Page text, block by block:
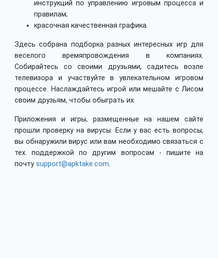
инструкций по управлению игровым процесса и
правилам;
красочная качественная графика.
Здесь собрана подборка разных интересных игр для
веселого времяпровождения в компаниях.
Собирайтесь со своими друзьями, садитесь возле
телевизора и участвуйте в увлекательном игровом
процессе. Наслаждайтесь игрой или мешайте с Лисом
своим друзьям, чтобы обыграть их.
Приложения и игры, размещенные на нашем сайте
прошли проверку на вирусы. Если у вас есть вопросы,
вы обнаружили вирус или вам необходимо связаться с
тех. поддержкой по другим вопросам - пишите на
почту support@apktake.com.